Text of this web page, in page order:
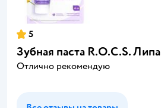
5
Зубная паста R.O.C.S. Липа
Отлично рекомендую